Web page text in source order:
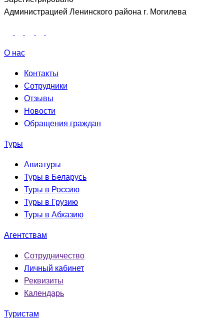
Администрацией Ленинского района г. Могилева
О нас
Контакты
Сотрудники
Отзывы
Новости
Обращения граждан
Туры
Авиатуры
Туры в Беларусь
Туры в Россию
Туры в Грузию
Туры в Абхазию
Агентствам
Сотрудничество
Личный кабинет
Реквизиты
Календарь
Туристам